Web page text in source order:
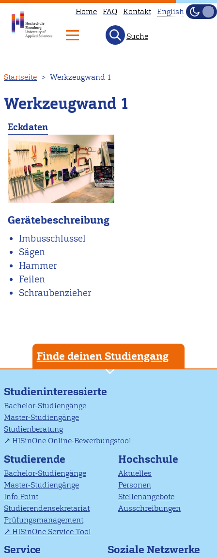
zum
Inhalt
Home FAQ Kontakt English
Hell
Suche
Startseite Werkzeugwand 1
Werkzeugwand 1
Eckdaten
Gerätebeschreibung
Imbusschlüssel
Sägen
Hammer
Feilen
Schraubenzieher
Finde deinen Studiengang
Studieninteressierte
Bachelor-Studiengänge
Master-Studiengänge
Studienberatung
HISinOne Online-Bewerbungstool
Studierende
Bachelor-Studiengänge
Master-Studiengänge
Info Point
Studierendensekretariat
Prüfungsmanagement
HISinOne Service Tool
Hochschule
Aktuelles
Personen
Stellenangebote
Ausschreibungen
Service Soziale Netzwerke